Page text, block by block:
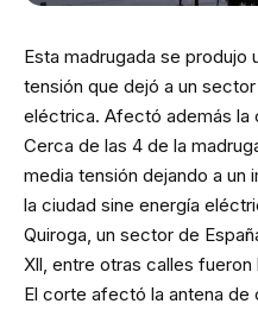
Esta madrugada se
tensión que dejó a un
eléctrica. Afectó además la
Cerca de las 4 de la
media tensión dejando a
la ciudad sine energía
Quiroga, un sector de
Xll, entre otras calles
El corte afectó la antena